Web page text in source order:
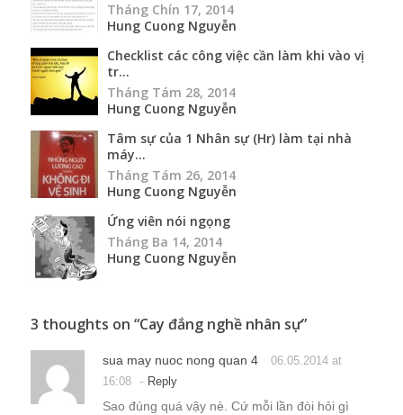
Tháng Chín 17, 2014
Hung Cuong Nguyễn
Checklist các công việc cần làm khi vào vị
tr...
Tháng Tám 28, 2014
Hung Cuong Nguyễn
Tâm sự của 1 Nhân sự (Hr) làm tại nhà
máy...
Tháng Tám 26, 2014
Hung Cuong Nguyễn
Ứng viên nói ngọng
Tháng Ba 14, 2014
Hung Cuong Nguyễn
3 thoughts on “Cay đắng nghề nhân sự”
sua may nuoc nong quan 4
06.05.2014 at
16:08 - Reply
Sao đúng quá vậy nè. Cứ mỗi lần đòi hỏi gì